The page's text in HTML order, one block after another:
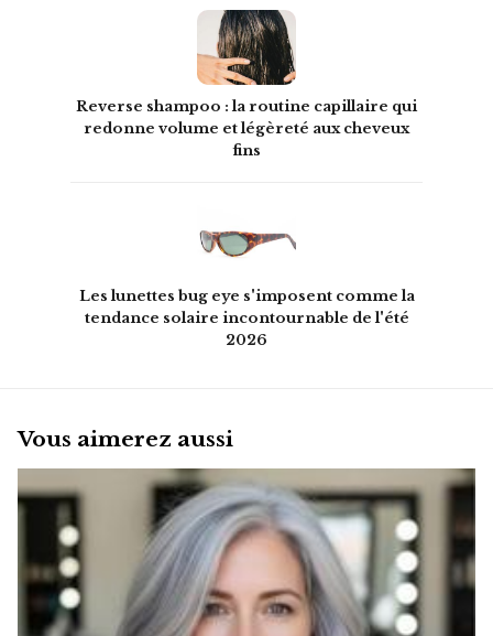
Reverse shampoo : la routine capillaire qui
redonne volume et légèreté aux cheveux
fins
Les lunettes bug eye s'imposent comme la
tendance solaire incontournable de l'été
2026
Vous aimerez aussi